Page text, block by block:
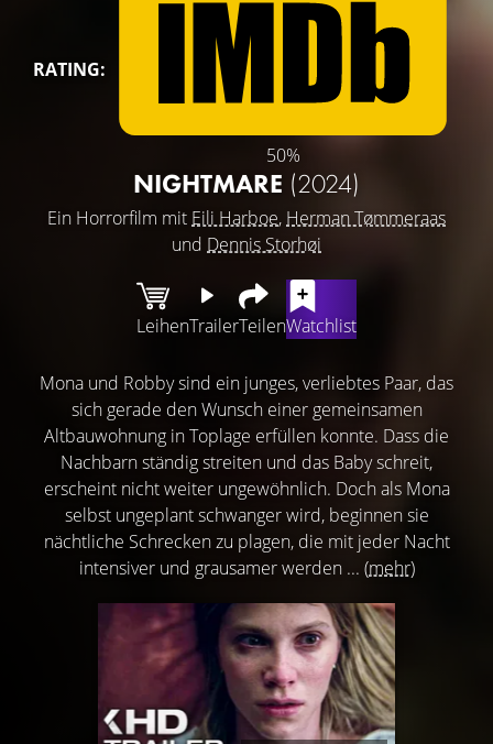
RATING:
50%
NIGHTMARE (2024)
Ein Horrorfilm mit Eili Harboe, Herman Tømmeraas
und Dennis Storhøi
LeihenTrailerTeilenWatchlist
Mona und Robby sind ein junges, verliebtes Paar, das
sich gerade den Wunsch einer gemeinsamen
Altbauwohnung in Toplage erfüllen konnte. Dass die
Nachbarn ständig streiten und das Baby schreit,
erscheint nicht weiter ungewöhnlich. Doch als Mona
selbst ungeplant schwanger wird, beginnen sie
nächtliche Schrecken zu plagen, die mit jeder Nacht
intensiver und grausamer werden ... (mehr)